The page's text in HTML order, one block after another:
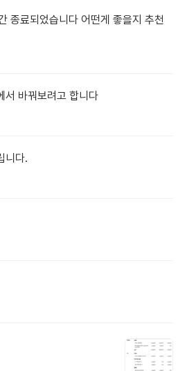
종료되었습니다 어떤게 좋을지 추천
바꿔보려고 합니다
니다.